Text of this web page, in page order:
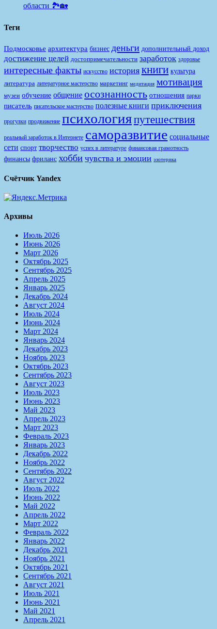
области 🏞️🏡
Теги
Подмосковье архитектура бизнес деньги дополнительный доход
достижение целей достопримечательности заработок здоровье
интересные факты искусство история книги культура
литература литературное мастерство маркетинг медитация мотивация
музеи обучение общение осознанность отношения парки
писатель писательское мастерство полезные книги приключения
прогулки продвижение психологияпутешествия
реальный заработок в Интернете саморазвитие социальные
сети спорт творчество успех в литературе финансовая грамотность
финансы фриланс хобби чувства и эмоции эзотерика
Счётчик Yandex
Архивы
Июль 2026
Июнь 2026
Март 2026
Октябрь 2025
Сентябрь 2025
Апрель 2025
Январь 2025
Декабрь 2024
Август 2024
Июль 2024
Июнь 2024
Март 2024
Январь 2024
Декабрь 2023
Ноябрь 2023
Октябрь 2023
Сентябрь 2023
Август 2023
Июль 2023
Июнь 2023
Май 2023
Апрель 2023
Март 2023
Февраль 2023
Январь 2023
Декабрь 2022
Ноябрь 2022
Сентябрь 2022
Август 2022
Июль 2022
Июнь 2022
Май 2022
Апрель 2022
Март 2022
Февраль 2022
Январь 2022
Декабрь 2021
Ноябрь 2021
Октябрь 2021
Сентябрь 2021
Август 2021
Июль 2021
Июнь 2021
Май 2021
Апрель 2021